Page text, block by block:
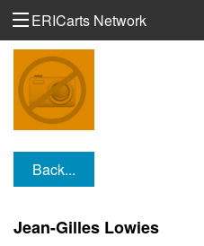
ERICarts Network
Back...
Jean-Gilles Lowies